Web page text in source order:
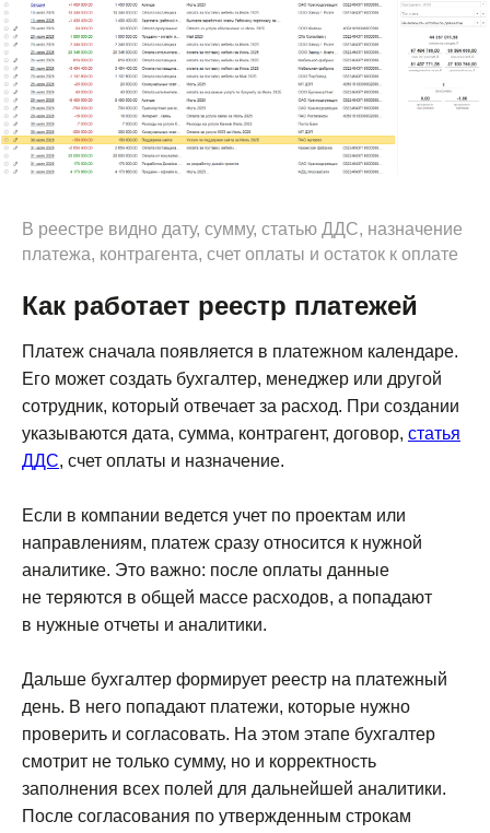
В реестре видно дату, сумму, статью ДДС, назначение
платежа, контрагента, счет оплаты и остаток к оплате
Как работает реестр платежей
Платеж сначала появляется в платежном календаре.
Его может создать бухгалтер, менеджер или другой
сотрудник, который отвечает за расход. При создании
указываются дата, сумма, контрагент, договор, статья
ДДС, счет оплаты и назначение.
Если в компании ведется учет по проектам или
направлениям, платеж сразу относится к нужной
аналитике. Это важно: после оплаты данные
не теряются в общей массе расходов, а попадают
в нужные отчеты и аналитики.
Дальше бухгалтер формирует реестр на платежный
день. В него попадают платежи, которые нужно
проверить и согласовать. На этом этапе бухгалтер
смотрит не только сумму, но и корректность
заполнения всех полей для дальнейшей аналитики.
После согласования по утвержденным строкам